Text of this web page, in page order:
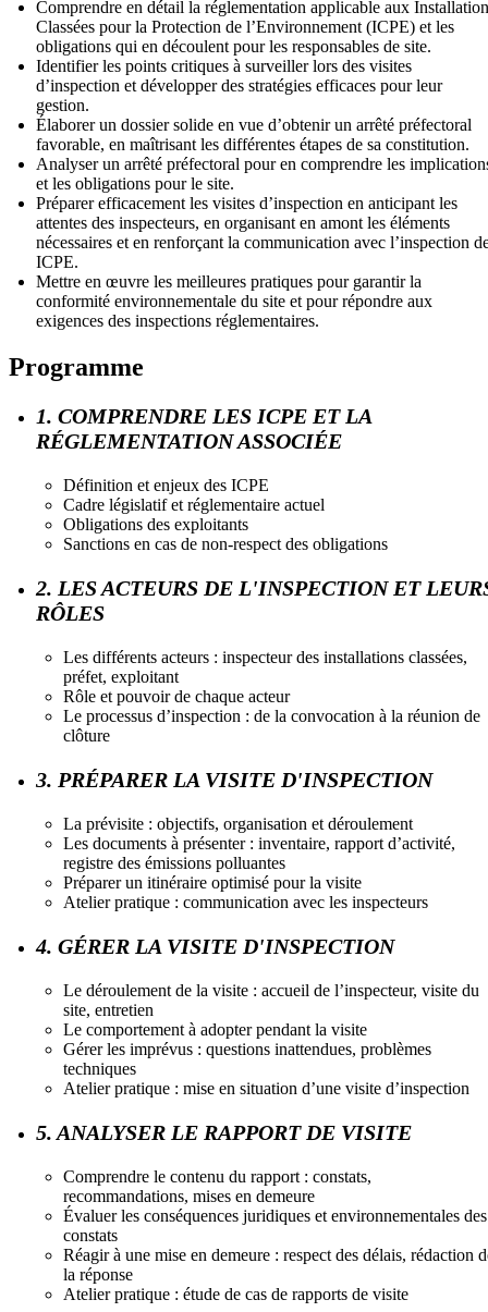
Comprendre en détail la réglementation applicable aux
Classées pour la Protection de l’Environnement (ICPE) et les
obligations qui en découlent pour les responsables de site.
Identifier les points critiques à surveiller lors des visites
d’inspection et développer des stratégies efficaces pour leur
gestion.
Élaborer un dossier solide en vue d’obtenir un arrêté préfectoral
favorable, en maîtrisant les différentes étapes de sa constitution.
Analyser un arrêté préfectoral pour en comprendre les
et les obligations pour le site.
Préparer efficacement les visites d’inspection en anticipant les
attentes des inspecteurs, en organisant en amont les éléments
nécessaires et en renforçant la communication avec l’inspection
ICPE.
Mettre en œuvre les meilleures pratiques pour garantir la
conformité environnementale du site et pour répondre aux
exigences des inspections réglementaires.
Programme
1. COMPRENDRE LES ICPE ET LA
RÉGLEMENTATION ASSOCIÉE
Définition et enjeux des ICPE
Cadre législatif et réglementaire actuel
Obligations des exploitants
Sanctions en cas de non-respect des obligations
2. LES ACTEURS DE L'INSPECTION ET
RÔLES
Les différents acteurs : inspecteur des installations classées,
préfet, exploitant
Rôle et pouvoir de chaque acteur
Le processus d’inspection : de la convocation à la réunion de
clôture
3. PRÉPARER LA VISITE D'INSPECTION
La prévisite : objectifs, organisation et déroulement
Les documents à présenter : inventaire, rapport d’activité,
registre des émissions polluantes
Préparer un itinéraire optimisé pour la visite
Atelier pratique : communication avec les inspecteurs
4. GÉRER LA VISITE D'INSPECTION
Le déroulement de la visite : accueil de l’inspecteur, visite du
site, entretien
Le comportement à adopter pendant la visite
Gérer les imprévus : questions inattendues, problèmes
techniques
Atelier pratique : mise en situation d’une visite d’inspection
5. ANALYSER LE RAPPORT DE VISITE
Comprendre le contenu du rapport : constats,
recommandations, mises en demeure
Évaluer les conséquences juridiques et environnementales des
constats
Réagir à une mise en demeure : respect des délais, rédaction
la réponse
Atelier pratique : étude de cas de rapports de visite